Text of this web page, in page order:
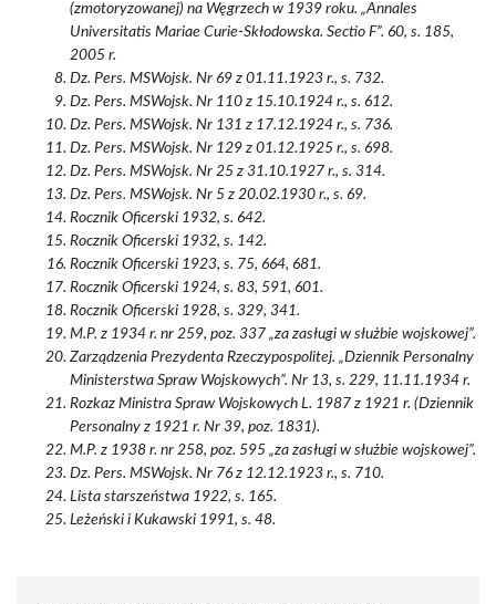
(zmotoryzowanej) na Węgrzech w 1939 roku. „Annales
Universitatis Mariae Curie-Skłodowska. Sectio F”. 60, s. 185,
2005 r.
Dz. Pers. MSWojsk. Nr 69 z 01.11.1923 r., s. 732.
Dz. Pers. MSWojsk. Nr 110 z 15.10.1924 r., s. 612.
Dz. Pers. MSWojsk. Nr 131 z 17.12.1924 r., s. 736.
Dz. Pers. MSWojsk. Nr 129 z 01.12.1925 r., s. 698.
Dz. Pers. MSWojsk. Nr 25 z 31.10.1927 r., s. 314.
Dz. Pers. MSWojsk. Nr 5 z 20.02.1930 r., s. 69.
Rocznik Oficerski 1932, s. 642.
Rocznik Oficerski 1932, s. 142.
Rocznik Oficerski 1923, s. 75, 664, 681.
Rocznik Oficerski 1924, s. 83, 591, 601.
Rocznik Oficerski 1928, s. 329, 341.
M.P. z 1934 r. nr 259, poz. 337 „za zasługi w służbie wojskowej”.
Zarządzenia Prezydenta Rzeczypospolitej. „Dziennik Personalny
Ministerstwa Spraw Wojskowych”. Nr 13, s. 229, 11.11.1934 r.
Rozkaz Ministra Spraw Wojskowych L. 1987 z 1921 r. (Dziennik
Personalny z 1921 r. Nr 39, poz. 1831).
M.P. z 1938 r. nr 258, poz. 595 „za zasługi w służbie wojskowej”.
Dz. Pers. MSWojsk. Nr 76 z 12.12.1923 r., s. 710.
Lista starszeństwa 1922, s. 165.
Leżeński i Kukawski 1991, s. 48.